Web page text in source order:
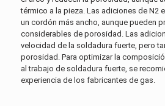
térmico a la pieza. Las adiciones de N2
un cordón más ancho, aunque pueden
considerables de porosidad. Las
velocidad de la soldadura fuerte, pero
porosidad. Para optimizar la
al trabajo de soldadura fuerte, se
experiencia de los fabricantes de gas.